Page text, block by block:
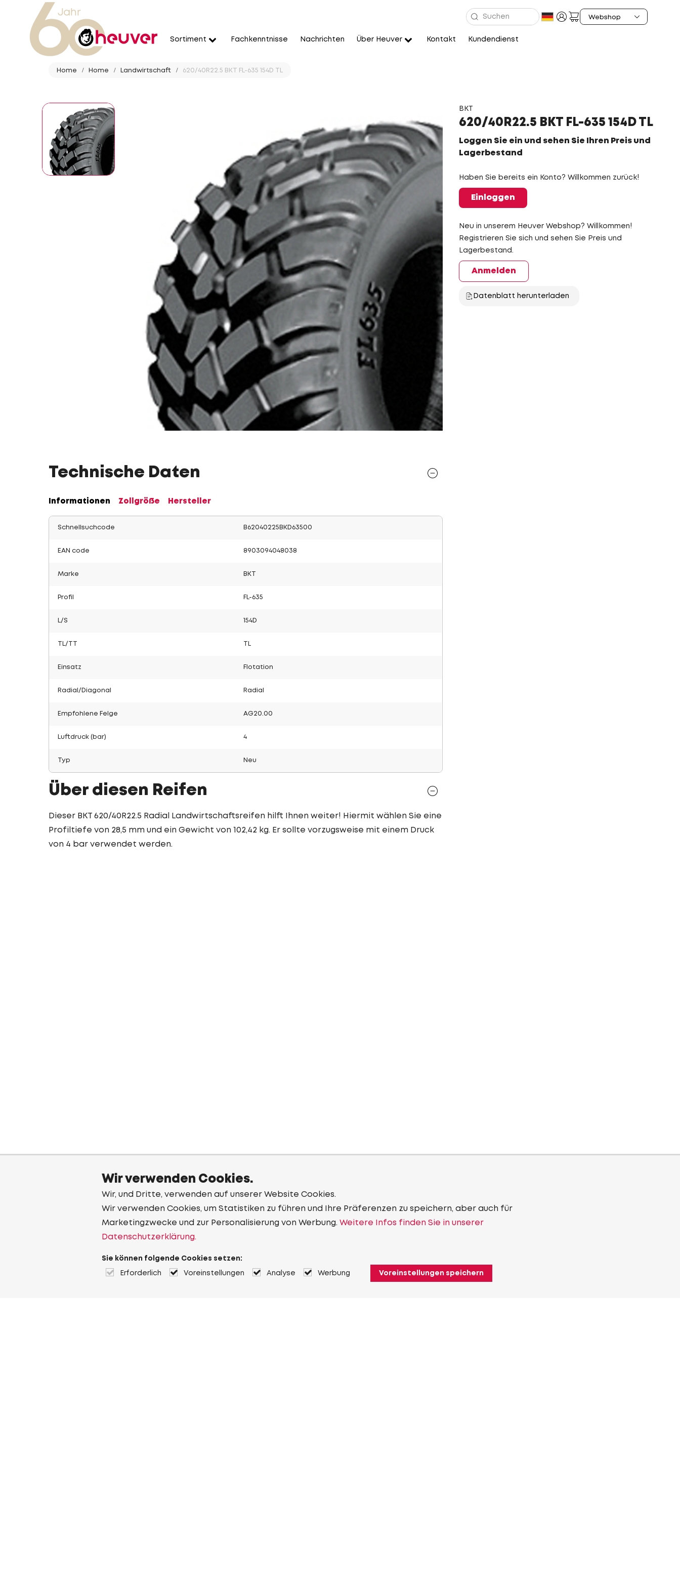
Sortiment Fachkenntnisse Nachrichten Über Heuver Kontakt Kundendienst
Home Home Landwirtschaft 620/40R22.5 BKT FL-635 154D TL
BKT
620/40R22.5 BKT FL-635 154D TL
Loggen Sie ein und sehen Sie Ihren Preis und
Lagerbestand
Haben Sie bereits ein Konto? Willkommen zurück!
Einloggen
Neu in unserem Heuver Webshop? Willkommen!
Registrieren Sie sich und sehen Sie Preis und
Lagerbestand.
Anmelden
Datenblatt herunterladen
Technische Daten
Informationen Zollgröße Hersteller
Schnellsuchcode B62040225BKD63500
EAN code 8903094048038
Marke BKT
Profil FL-635
L/S 154D
TL/TT
Einsatz Flotation
Radial/Diagonal Radial
Empfohlene Felge AG20.00
Luftdruck (bar) 4
Typ Neu
Über diesen Reifen
Dieser BKT 620/40R22.5 Radial Landwirtschaftsreifen hilft Ihnen weiter! Hiermit wählen Sie eine
Profiltiefe von 28,5 mm und ein Gewicht von 102,42 kg. Er sollte vorzugsweise mit einem Druck
von 4 bar verwendet werden.
Wir verwenden Cookies.
Wir, und Dritte, verwenden auf unserer Website Cookies.
Wir verwenden Cookies, um Statistiken zu führen und Ihre Präferenzen zu speichern, aber auch für
Marketingzwecke und zur Personalisierung von Werbung. Weitere Infos finden Sie in unserer
Datenschutzerklärung.
Sie können folgende Cookies setzen:
Erforderlich Voreinstellungen Analyse Werbung Voreinstellungen speichern